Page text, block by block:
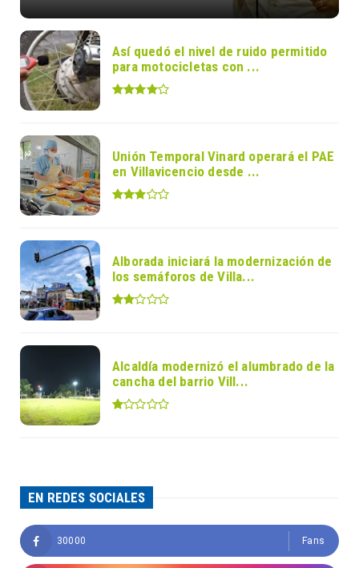
Así quedó el nivel de ruido permitido
para motocicletas con ...
Unión Temporal Vinard operará el PAE
en Villavicencio desde ...
Alborada iniciará la modernización de
los semáforos de Villa...
Alcaldía modernizó el alumbrado de la
cancha del barrio Vill...
EN REDES SOCIALES
30000 Fans